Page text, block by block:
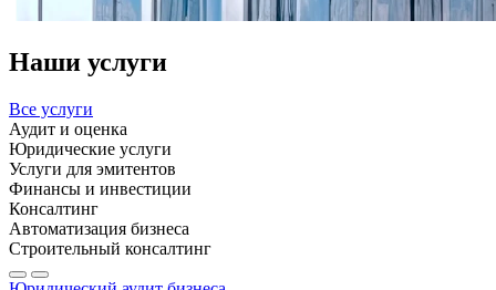
Наши услуги
Все услуги
Аудит и оценка
Юридические услуги
Услуги для эмитентов
Финансы и инвестиции
Консалтинг
Автоматизация бизнеса
Строительный консалтинг